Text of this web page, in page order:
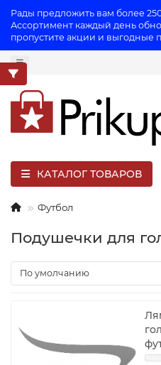
Рады предложить вам более
Ассортимент каждый день
пропустите акции и выгодные
КАТАЛОГ ТОВАРОВ
Футбол
Подушечки для